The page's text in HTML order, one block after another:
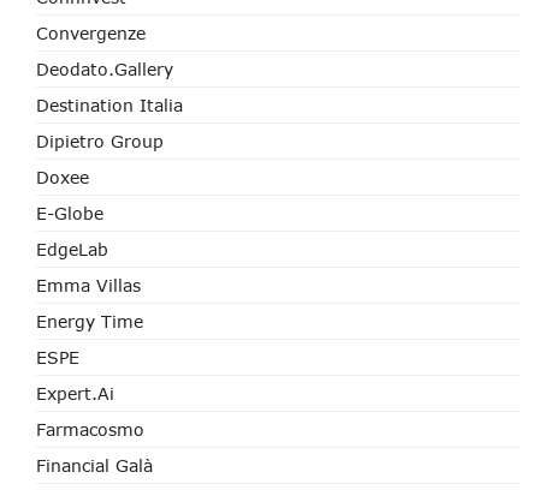
Convergenze
Deodato.Gallery
Destination Italia
Dipietro Group
Doxee
E-Globe
EdgeLab
Emma Villas
Energy Time
ESPE
Expert.ai
Farmacosmo
Financial Galà